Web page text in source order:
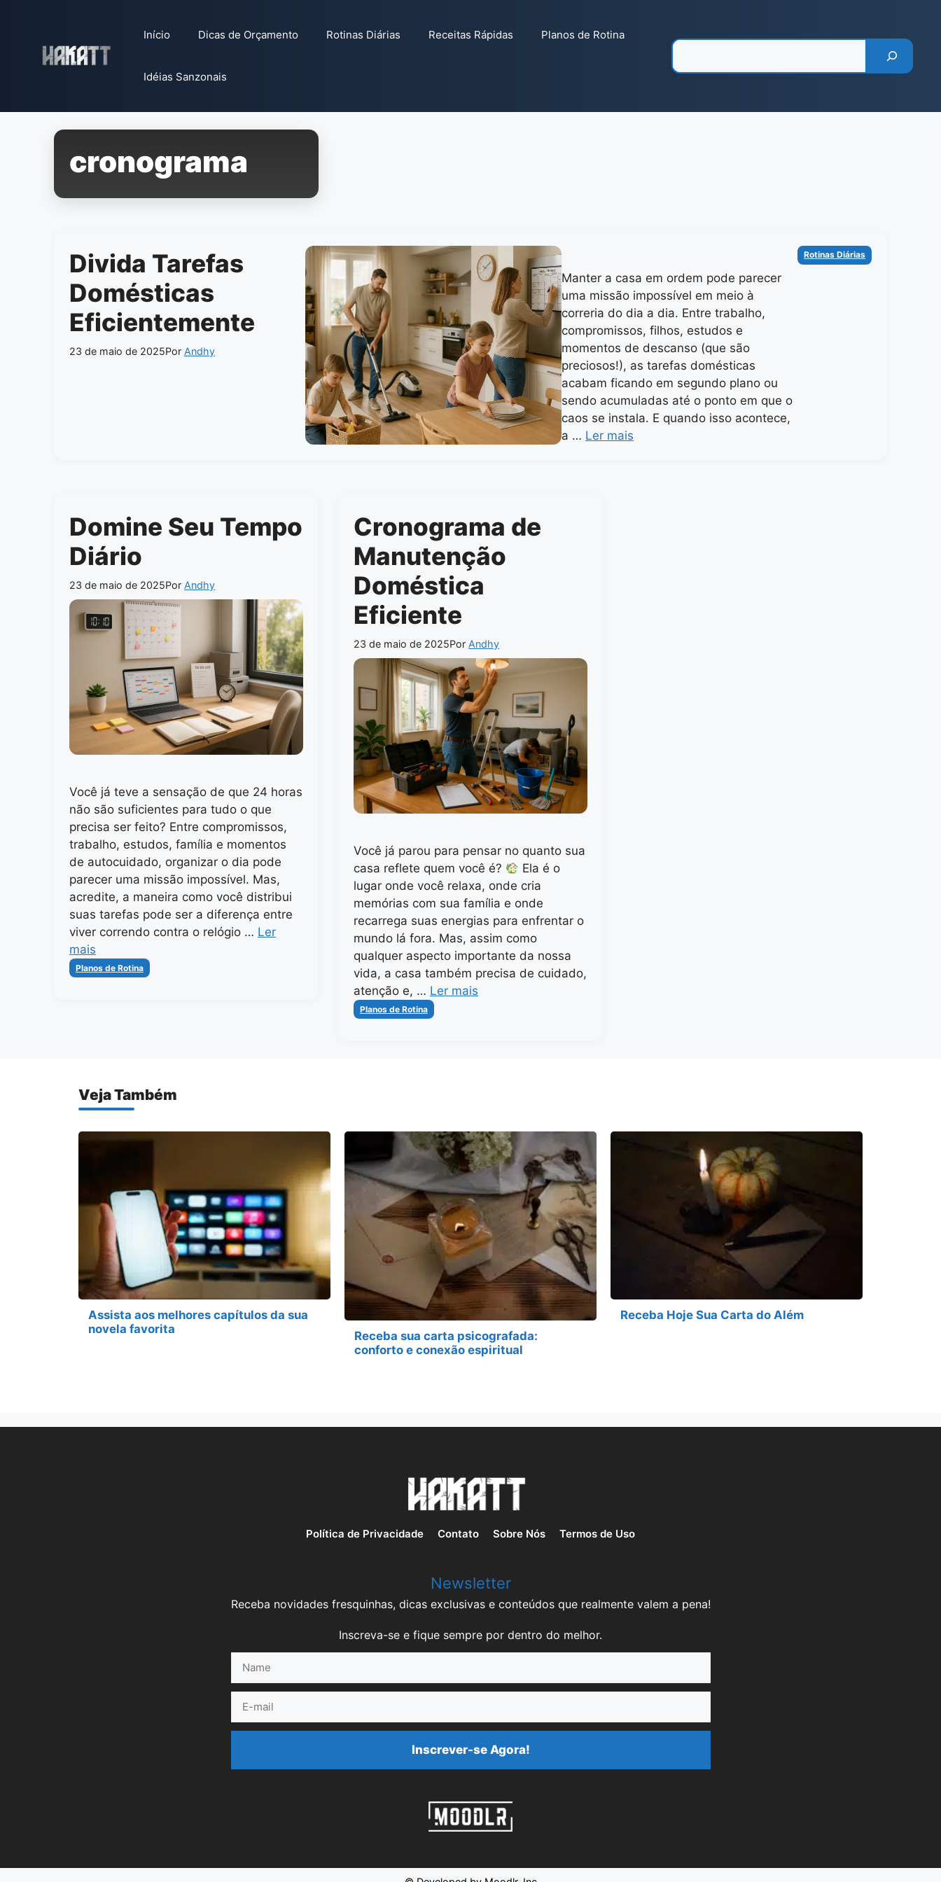
conteúdo
Início Dicas de Orçamento Rotinas Diárias Receitas Rápidas Planos de Rotina
Idéias Sanzonais
cronograma
Divida Tarefas
Domésticas
Eficientemente
23 de maio de 2025Por Andhy
Manter a casa em ordem pode parecer
uma missão impossível em meio à
correria do dia a dia. Entre trabalho,
compromissos, filhos, estudos e
momentos de descanso (que são
preciosos!), as tarefas domésticas
acabam ficando em segundo plano ou
sendo acumuladas até o ponto em que o
caos se instala. E quando isso acontece,
a … Ler mais
Categorias
Rotinas Diárias
Domine Seu Tempo
Diário
23 de maio de 2025Por Andhy
Você já teve a sensação de que 24 horas
não são suficientes para tudo o que
precisa ser feito? Entre compromissos,
trabalho, estudos, família e momentos
de autocuidado, organizar o dia pode
parecer uma missão impossível. Mas,
acredite, a maneira como você distribui
suas tarefas pode ser a diferença entre
viver correndo contra o relógio … Ler
mais
Categorias
Planos de Rotina
Cronograma de
Manutenção
Doméstica
Eficiente
23 de maio de 2025Por Andhy
Você já parou para pensar no quanto sua
casa reflete quem você é?
Ela é o
lugar onde você relaxa, onde cria
memórias com sua família e onde
recarrega suas energias para enfrentar o
mundo lá fora. Mas, assim como
qualquer aspecto importante da nossa
vida, a casa também precisa de cuidado,
atenção e, … Ler mais
Categorias
Planos de Rotina
Veja Também
Assista aos melhores capítulos da sua
novela favorita
Receba sua carta psicografada:
conforto e conexão espiritual
Receba Hoje Sua Carta do Além
Política de Privacidade Contato Sobre Nós Termos de Uso
Newsletter
Receba novidades fresquinhas, dicas exclusivas e conteúdos que realmente valem a pena!
Inscreva-se e fique sempre por dentro do melhor.
mail
Inscrever-se Agora!